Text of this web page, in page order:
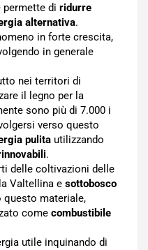
permette di ridurre
alternativa.
in forte crescita,
in generale
nei territori di
il legno per la
sono più di 7.000 i
verso questo
pulita utilizzando
.
delle coltivazioni delle
Valtellina e sottobosco
questo materiale,
come combustibile
utile inquinando di